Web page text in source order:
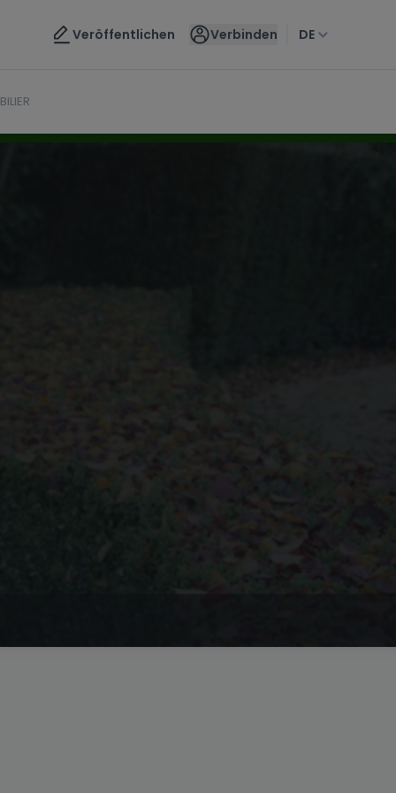
Veröffentlichen Verbinden DE
Kontaktieren Sie uns